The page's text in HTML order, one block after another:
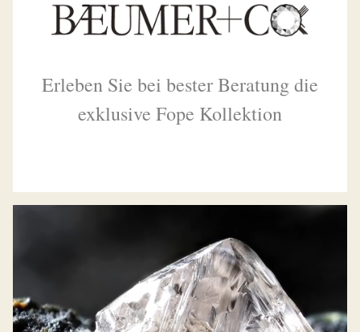
Erleben Sie bei bester Beratung die
exklusive Fope Kollektion